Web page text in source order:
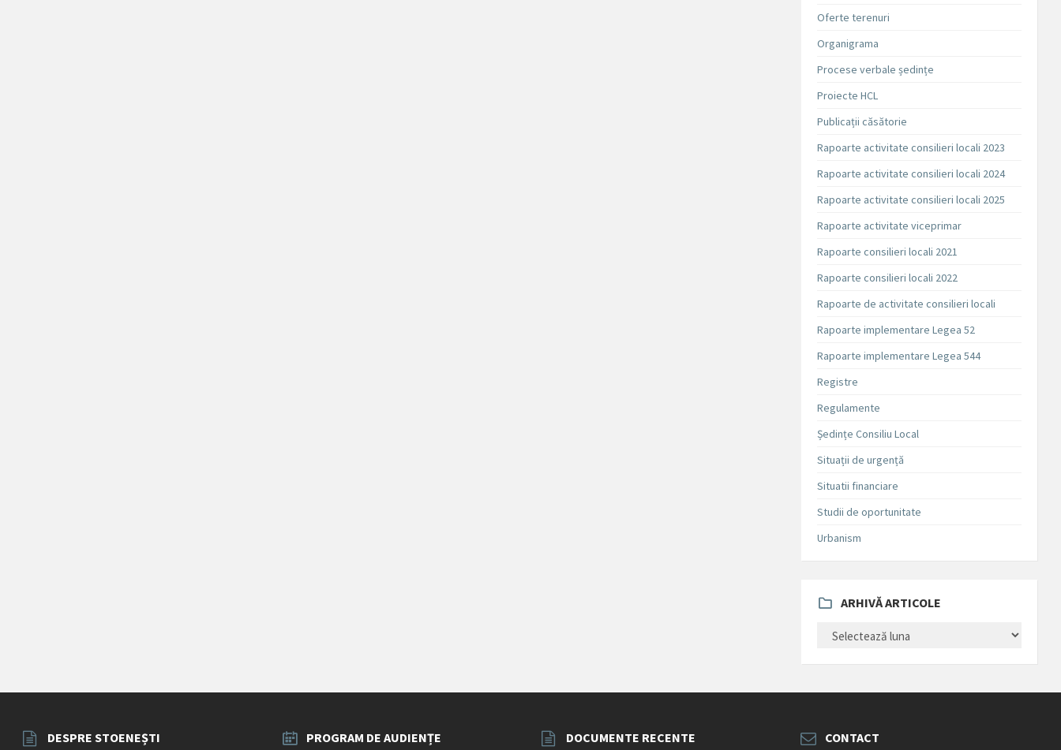
Oferte terenuri
Organigrama
Procese verbale ședințe
Proiecte HCL
Publicații căsătorie
Rapoarte activitate consilieri locali 2023
Rapoarte activitate consilieri locali 2024
Rapoarte activitate consilieri locali 2025
Rapoarte activitate viceprimar
Rapoarte consilieri locali 2021
Rapoarte consilieri locali 2022
Rapoarte de activitate consilieri locali
Rapoarte implementare Legea 52
Rapoarte implementare Legea 544
Registre
Regulamente
Ședințe Consiliu Local
Situații de urgență
Situatii financiare
Studii de oportunitate
Urbanism
ARHIVĂ ARTICOLE
ARTICOLE
DESPRE STOENEȘTI PROGRAM DE AUDIENȚE DOCUMENTE RECENTE CONTACT